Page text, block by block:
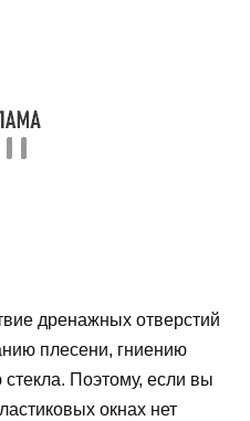
дренажных отверстий
плесени, гниению
Поэтому, если вы
окнах нет